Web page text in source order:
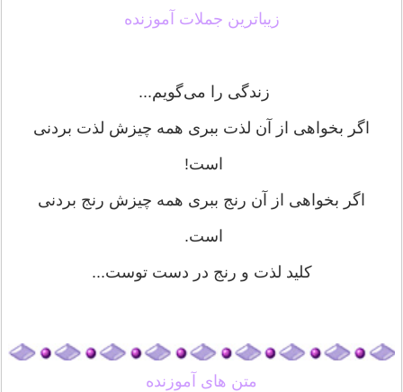
زیباترین جملات آموزنده
زندگی را می‌گویم...
اگر بخواهی از آن لذت ببری همه چیزش لذت بردنی
است!
اگر بخواهی از آن رنج ببری همه چیزش رنج بردنی
است.
کلید لذت و رنج در دست توست...
متن های آموزنده